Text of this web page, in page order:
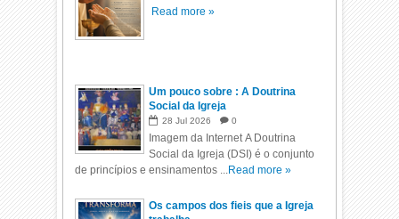
Read more »
Um pouco sobre : A Doutrina
Social da Igreja
28 Jul 2026 0
Imagem da Internet A Doutrina
Social da Igreja (DSI) é o conjunto
de princípios e ensinamentos ...Read more »
Os campos dos fieis que a Igreja